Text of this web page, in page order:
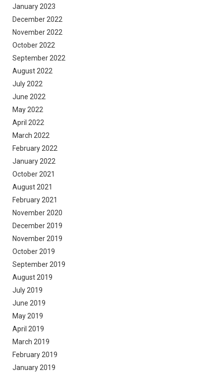
January 2023
December 2022
November 2022
October 2022
September 2022
August 2022
July 2022
June 2022
May 2022
April 2022
March 2022
February 2022
January 2022
October 2021
August 2021
February 2021
November 2020
December 2019
November 2019
October 2019
September 2019
August 2019
July 2019
June 2019
May 2019
April 2019
March 2019
February 2019
January 2019